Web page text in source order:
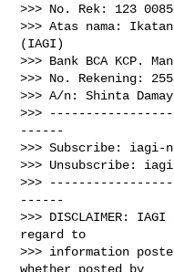
>>> No. Rek: 123
>>> Atas nama:
(IAGI)
>>> Bank BCA KCP.
>>> No. Rekening:
>>> A/n: Shinta
>>>
------
>>> Subscribe: iagi-
>>> Unsubscribe:
>>>
------
>>> DISCLAIMER:
regard to
>>> information